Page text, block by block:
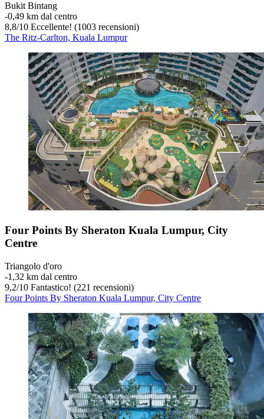
Bukit Bintang
‐0,49 km dal centro
8,8/10 Eccellente! (1003 recensioni)
The Ritz-Carlton, Kuala Lumpur
Four Points By Sheraton Kuala Lumpur, City
Centre
Triangolo d'oro
‐1,32 km dal centro
9,2/10 Fantastico! (221 recensioni)
Four Points By Sheraton Kuala Lumpur, City Centre